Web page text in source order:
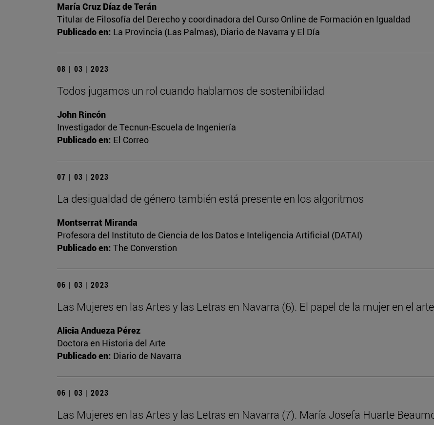
María Cruz Díaz de Terán
Titular de Filosofía del Derecho y coordinadora del Curso Online de Formación en Igualdad
Publicado en: La Provincia (Las Palmas), Diario de Navarra y El Día
08 | 03 | 2023
Todos jugamos un rol cuando hablamos de sostenibilidad
John Rincón
Investigador de Tecnun-Escuela de Ingeniería
Publicado en: El Correo
07 | 03 | 2023
La desigualdad de género también está presente en los algoritmos
Montserrat Miranda
Profesora del Instituto de Ciencia de los Datos e Inteligencia Artificial (DATAI)
Publicado en: The Converstion
06 | 03 | 2023
Las Mujeres en las Artes y las Letras en Navarra (6). El papel de la mujer en el
Alicia Andueza Pérez
Doctora en Historia del Arte
Publicado en: Diario de Navarra
06 | 03 | 2023
Las Mujeres en las Artes y las Letras en Navarra (7). María Josefa Huarte